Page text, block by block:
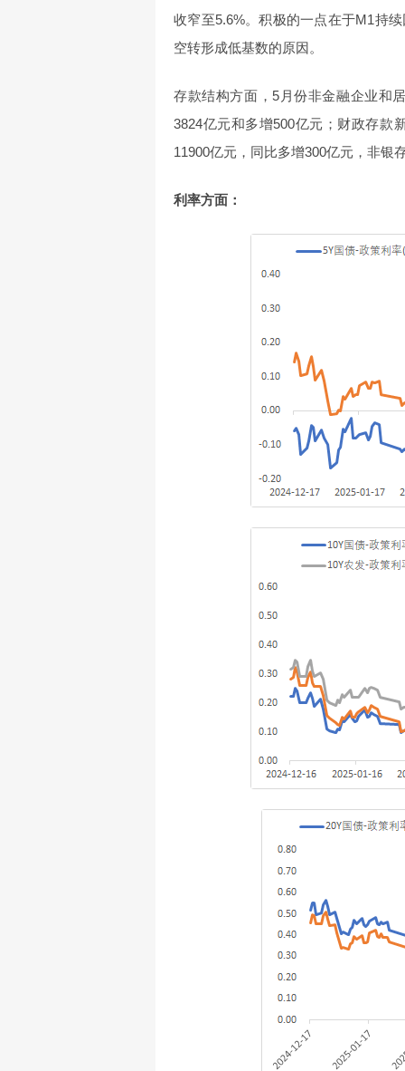
收窄至5.6%。积极的一点在于M1持
空转形成低基数的原因。
存款结构方面，5月份非金融企业和
3824亿元和多增500亿元；财政存款
11900亿元，同比多增300亿元，非银
利率方面：